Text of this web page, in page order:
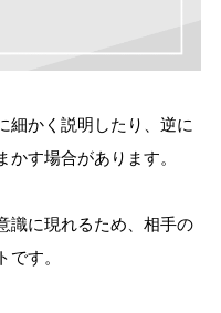
細かく説明したり、逆に
かす場合があります。
識に現れるため、相手の
す。